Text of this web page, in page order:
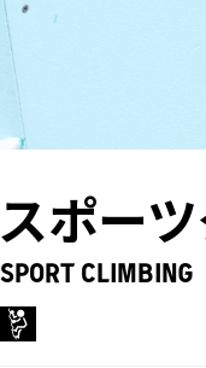
ポー
SPORT CLIMBING